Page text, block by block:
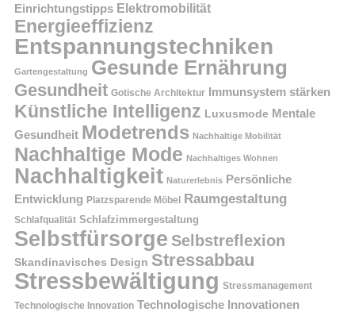
Einrichtungstipps Elektromobilität
Energieeffizienz
Entspannungstechniken
Gartengestaltung Gesunde Ernährung
Gesundheit Gotische Architektur Immunsystem stärken
Künstliche Intelligenz Luxusmode Mentale
Gesundheit Modetrends Nachhaltige Mobilität
Nachhaltige Mode Nachhaltiges Wohnen
Nachhaltigkeit Naturerlebnis Persönliche
Entwicklung Platzsparende Möbel Raumgestaltung
Schlafqualität Schlafzimmergestaltung
Selbstfürsorge Selbstreflexion
Skandinavisches Design Stressabbau
Stressbewältigung Stressmanagement
Technologische Innovation Technologische Innovationen